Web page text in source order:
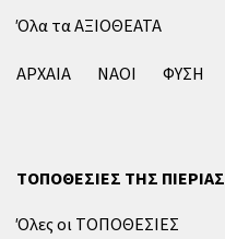
Όλα τα ΑΞΙΟΘΕΑΤΑ
ΑΡΧΑΙΑ
ΝΑΟΙ ΦΥΣΗ
ΤΟΠΟΘΕΣΙΕΣ ΤΗΣ ΠΙΕΡΙΑΣ
Όλες οι ΤΟΠΟΘΕΣΙΕΣ